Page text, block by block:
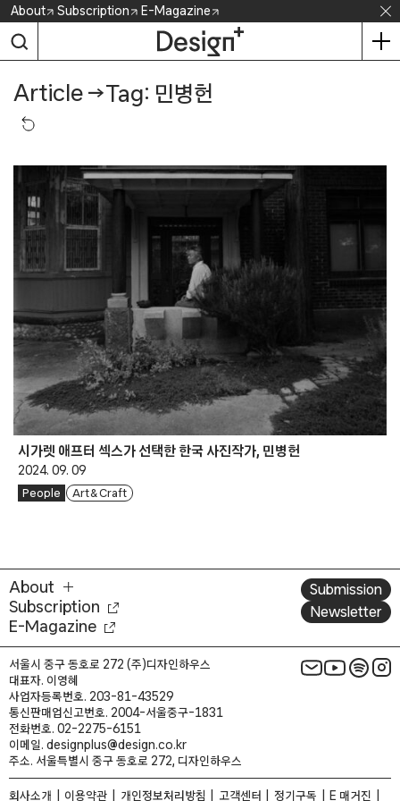
Skip
content
About Subscription E-Magazine
Article →Tag: 민병헌
시가렛 애프터 섹스가 선택한 한국 사진작가, 민병헌
2024. 09. 09
People Art & Craft
About
Subscription
E-Magazine
Submission
Newsletter
서울시 중구 동호로 272 (주)디자인하우스
대표자. 이영혜
사업자등록번호. 203-81-43529
통신판매업신고번호. 2004-서울중구-1831
전화번호. 02-2275-6151
이메일. designplus@design.co.kr
주소. 서울특별시 중구 동호로 272, 디자인하우스
회사소개 이용약관 개인정보처리방침 고객센터 정기구독 E 매거진